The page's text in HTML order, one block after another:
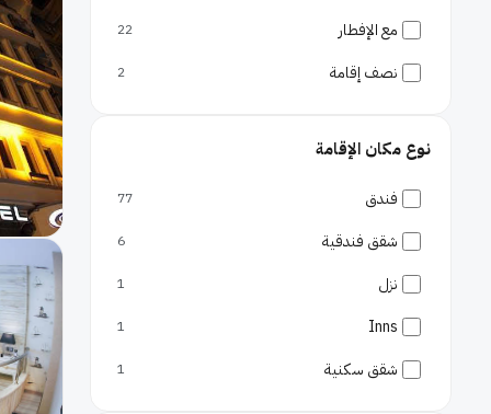
مع الإفطار 22
نصف إقامة 2
نوع مكان الإقامة
فندق 77
شقق فندقية 6
نزل 1
Inns
1
شقق سكنية 1